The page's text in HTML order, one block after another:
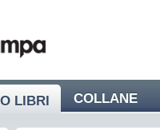
LIBRI COLLANE